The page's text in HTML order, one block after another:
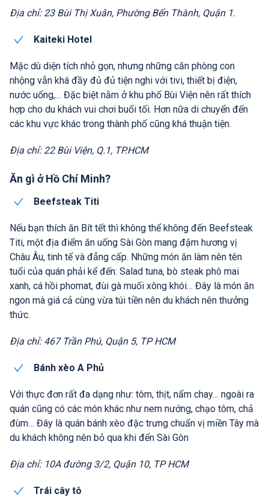
Địa chỉ: 23 Bùi Thị Xuân, Phường Bến Thành, Quận 1.
Kaiteki Hotel
Mặc dù diện tích nhỏ gọn, nhưng những căn phòng con
nhộng vẫn khá đầy đủ đủ tiện nghi với tivi, thiết bị điện,
nước uống,… Đặc biệt nằm ở khu phố Bùi Viện nên rất thích
hợp cho du khách vui chơi buổi tối. Hơn nữa di chuyển đến
các khu vực khác trong thành phố cũng khá thuận tiện.
Địa chỉ: 22 Bùi Viện, Q.1, TP.HCM
Ăn gì ở Hồ Chí Minh?
Beefsteak Titi
Nếu bạn thích ăn Bít tết thì không thể không đến Beefsteak
Titi, một địa điểm ăn uống Sài Gòn mang đậm hương vị
Châu Âu, tinh tế và đẳng cấp. Những món ăn làm nên tên
tuổi của quán phải kể đến: Salad tuna, bò steak phô mai
xanh, cá hồi phomat, đùi gà muối xông khói… Đây là món ăn
ngon mà giá cả cùng vừa túi tiền nên du khách nên thưởng
thức.
Địa chỉ: 467 Trần Phú, Quận 5, TP HCM
Bánh xèo A Phủ
Với thực đơn rất đa dạng như: tôm, thịt, nấm chay… ngoài ra
quán cũng có các món khác như nem nướng, chạo tôm, chả
đùm… Đây là quán bánh xèo đặc trưng chuẩn vị miền Tây mà
du khách không nên bỏ qua khi đến Sài Gòn
Địa chỉ: 10A đường 3/2, Quận 10, TP HCM
Trái cây tô